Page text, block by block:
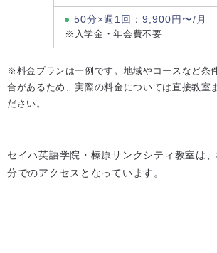
50分×週1回：9,900円〜/月
※入学金・年会費不要
※料金プランは一例です。地域やコースなど条
合があるため、実際の料金については直接教室
ださい。
セイハ英語学院・榛原サンクシティ教室は
分でのアクセスとなっています。